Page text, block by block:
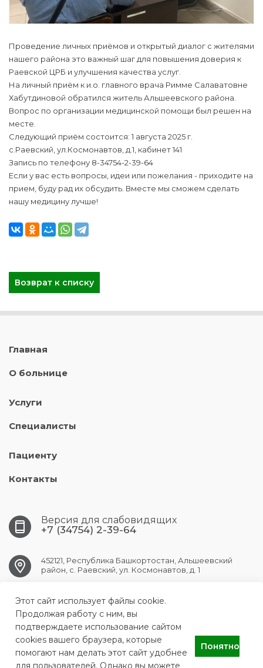
Проведение личных приёмов и открытый диалог с жителями
нашего района это важный шаг для повышения доверия к
Раевской ЦРБ и улучшения качества услуг.
На личный приём к и.о. главного врача Римме Салаватовне
Хабутдиновой обратился житель Альшеевского района.
Вопрос по организации медицинской помощи был решен на
месте.
Следующий приём состоится: 1 августа 2025 г.
с.Раевский, ул.Космонавтов, д.1, кабинет 141
Запись по телефону 8-34754-2-39-64
Если у вас есть вопросы, идеи или пожелания - приходите на
прием, буду рад их обсудить. Вместе мы сможем сделать
нашу медицину лучше!
Возврат к списку
Главная
О больнице
Услуги
Специалисты
Пациенту
Контакты
Версия для слабовидящих
+7 (34754) 2-39-64
452121, Республика Башкортостан, Альшеевский
район, с. Раевский, ул. Космонавтов, д. 1
RAEVSK.CRB@doctorrb.ru
ГБУЗ РБ Раевская ЦРБ
Этот сайт использует файлы cookie.
Продолжая работу с ним, вы
подтверждаете использование сайтом
cookies вашего браузера, которые
помогают нам делать этот сайт удобнее
для пользователей. Однако вы можете
Понятно